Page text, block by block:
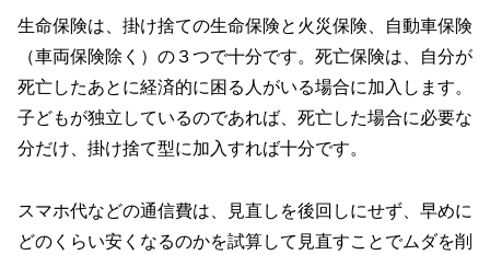
生命保険は、掛け捨ての生命保険と火災保険、自動車保険
（車両保険除く）の３つで十分です。死亡保険は、自分が
死亡したあとに経済的に困る人がいる場合に加入します。
子どもが独立しているのであれば、死亡した場合に必要な
分だけ、掛け捨て型に加入すれば十分です。
スマホ代などの通信費は、見直しを後回しにせず、早めに
どのくらい安くなるのかを試算して見直すことでムダを削